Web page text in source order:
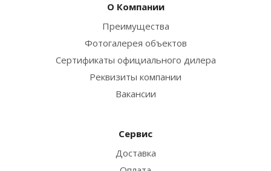
О Компании
Преимущества
Фотогалерея объектов
Сертификаты официального дилера
Реквизиты компании
Вакансии
Сервис
Доставка